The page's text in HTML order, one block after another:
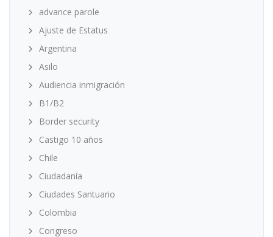
advance parole
Ajuste de Estatus
Argentina
Asilo
Audiencia inmigración
B1/B2
Border security
Castigo 10 años
Chile
Ciudadanía
Ciudades Santuario
Colombia
Congreso